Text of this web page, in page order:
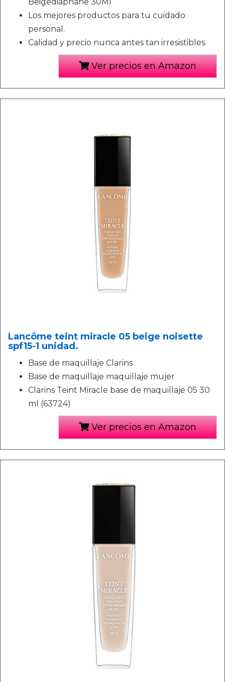
Beigediaphane 30Ml
Los mejores productos para tu cuidado
personal.
Calidad y precio nunca antes tan irresistibles.
Ver precios en Amazon
Lancôme teint miracle 05 beige noisette
spf15-1 unidad.
Base de maquillaje Clarins
Base de maquillaje maquillaje mujer
Clarins Teint Miracle base de maquillaje 05 30
ml (63724)
Ver precios en Amazon